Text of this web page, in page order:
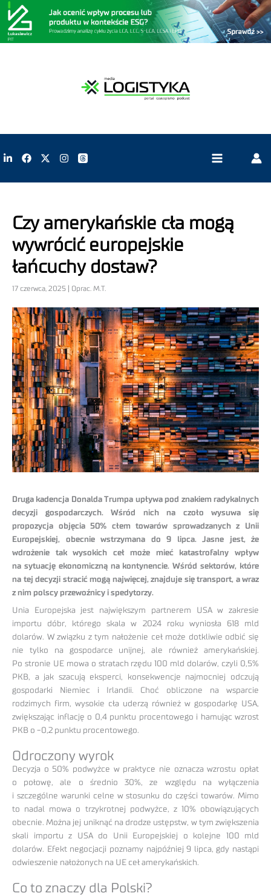
Czy amerykańskie cła mogą
wywrócić europejskie
łańcuchy dostaw?
17 czerwca, 2025 | Oprac. M.T.
Druga kadencja Donalda Trumpa upływa pod znakiem radykalnych
decyzji gospodarczych. Wśród nich na czoło wysuwa się
propozycja objęcia 50% cłem towarów sprowadzanych z Unii
Europejskiej, obecnie wstrzymana do 9 lipca. Jasne jest, że
wdrożenie tak wysokich ceł może mieć katastrofalny wpływ
na sytuację ekonomiczną na kontynencie. Wśród sektorów, które
na tej decyzji stracić mogą najwięcej, znajduje się transport, a wraz
z nim polscy przewoźnicy i spedytorzy.
Unia Europejska jest największym partnerem USA w zakresie
importu dóbr, którego skala w 2024 roku wyniosła 618 mld
dolarów. W związku z tym nałożenie ceł może dotkliwie odbić się
nie tylko na gospodarce unijnej, ale również amerykańskiej.
Po stronie UE mowa o stratach rzędu 100 mld dolarów, czyli 0,5%
PKB, a jak szacują eksperci, konsekwencje najmocniej odczują
gospodarki Niemiec i Irlandii. Choć obliczone na wsparcie
rodzimych firm, wysokie cła uderzą również w gospodarkę USA,
zwiększając inflację o 0,4 punktu procentowego i hamując wzrost
PKB o -0,2 punktu procentowego.
Odroczony wyrok
Decyzja o 50% podwyżce w praktyce nie oznacza wzrostu opłat
o połowę, ale o średnio 30%, ze względu na wyłączenia
i szczególne warunki celne w stosunku do części towarów. Mimo
to nadal mowa o trzykrotnej podwyżce, z 10% obowiązujących
obecnie. Można jej uniknąć na drodze ustępstw, w tym zwiększenia
skali importu z USA do Unii Europejskiej o kolejne 100 mld
dolarów. Efekt negocjacji poznamy najpóźniej 9 lipca, gdy nastąpi
odwieszenie nałożonych na UE ceł amerykańskich.
Co to znaczy dla Polski?